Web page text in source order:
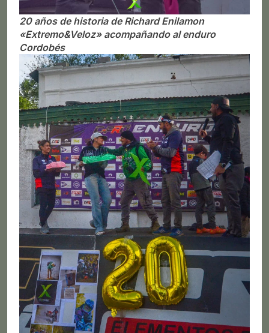
20 años de historia de Richard Enilamon
«Extremo&Veloz» acompañando al enduro
Cordobés